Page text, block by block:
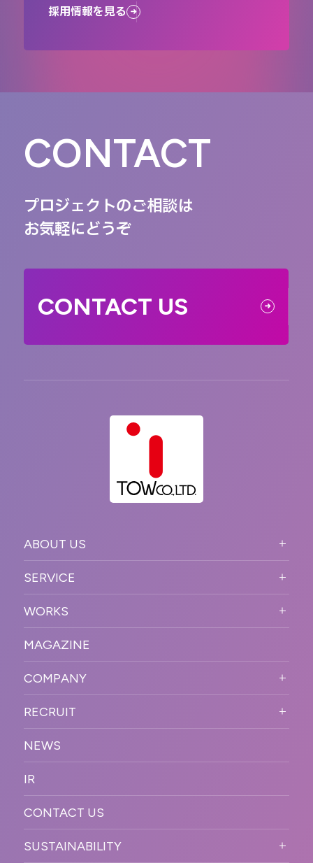
採用情報を見る
CONTACT
プロジェクトのご相談は
お気軽にどうぞ
CONTACT US
ABOUT US
PURPOSE
VISION
OUR DNA
SERVICE
STRONG POINT
BUSINESS DOMAIN
SOLUTION
WORKFLOW
WORKS
オンラインイベント
SNSプロモーション
プラットフォーム販
促
デジタル制作・映像
制作
PR
カンファレンス・展示会・アワ
ESPORTS・ゲームプロモーシ
MAGAZINE
COMPANY
COMPANY INFORMATION
MESSAGE
OFFICER
ACCESS
ORGANIZATION CHART
HISTORY
RECRUIT
新卒採用
キャリア採用
NEWS
IR
CONTACT US
SUSTAINABILITY